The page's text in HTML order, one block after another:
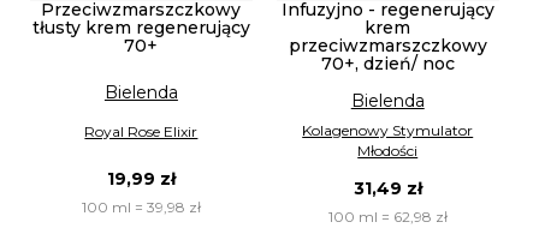
Przeciwzmarszczkowy
tłusty krem regenerujący
70+
Bielenda
Royal Rose Elixir
19,99 zł
100 ml = 39,98 zł
Infuzyjno - regenerujący
krem
przeciwzmarszczkowy
70+, dzień/ noc
Bielenda
Kolagenowy Stymulator
Młodości
31,49 zł
100 ml = 62,98 zł